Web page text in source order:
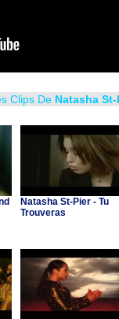
Clips De Natasha St-
Natasha St-Pier - Tu
Trouveras